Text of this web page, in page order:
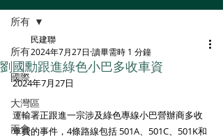
所有
國際
大灣區
兩會
所有
劉國勳跟進綠色小巴多收車資
民建聯
2024年7月27日 讀畢需時 1 分鐘
2024年7月27日
運輸署正跟進一宗涉及綠色專線小巴營辦商多收
車費的事件，4條路線包括 501A、501C、501K和